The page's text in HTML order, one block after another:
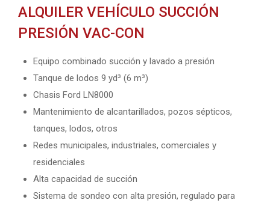
ALQUILER VEHÍCULO SUCCIÓN
PRESIÓN VAC-CON
Equipo combinado succión y lavado a presión
Tanque de lodos 9 yd³ (6 m³)
Chasis Ford LN8000
Mantenimiento de alcantarillados, pozos sépticos,
tanques, lodos, otros
Redes municipales, industriales, comerciales y
residenciales
Alta capacidad de succión
Sistema de sondeo con alta presión, regulado para